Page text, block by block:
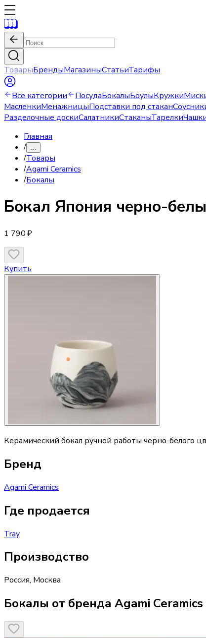
ТоварыБрендыМагазиныСтатьиТарифы
Все категории ПосудаБокалыБоулыКружки
МасленкиМенажницыПодставки под стакан
Разделочные доскиСалатникиСтаканыТарелки
Главная
/ …
/Товары
/Agami Ceramics
/Бокалы
Бокал Япония черно-
1 790 ₽
Купить
Керамический бокал ручной работы черно-белого
Бренд
Agami Ceramics
Где продается
Tray
Производство
Россия, Москва
Бокалы от бренда Agami Ceramics